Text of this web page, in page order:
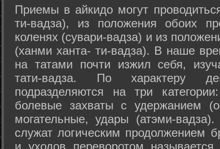
Приемы в айкидо могут
ти-вадза), из положения обоих
коленях (сувари-вадза) и из
(ханми ханта- ти-вадза). В наше
на татами почти изжил себя,
тати-вадза. По характеру
подразделяются на три
болевые захваты с удержанием
могательные, удары (атэми-
служат логическим продолжением
и уходов переворотом